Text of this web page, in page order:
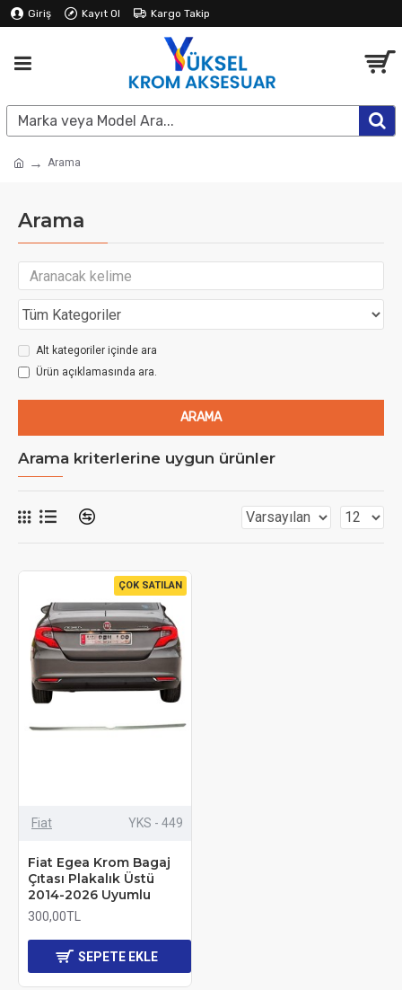
Giriş Kayıt Ol Kargo Takip
Arama
Arama
Alt kategoriler içinde ara
Ürün açıklamasında ara.
ARAMA
Arama kriterlerine uygun ürünler
ÇOK SATILAN
Fiat YKS - 449
Fiat Egea Krom Bagaj
Çıtası Plakalık Üstü
2014-2026 Uyumlu
300,00TL
SEPETE EKLE